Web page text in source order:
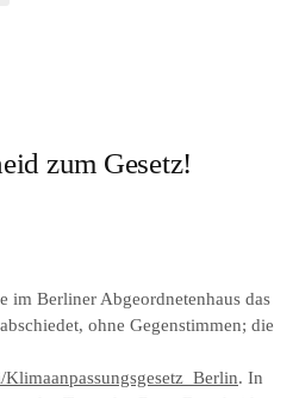
zum Gesetz!
im Berliner Abgeordnetenhaus das
ohne Gegenstimmen; die
. In